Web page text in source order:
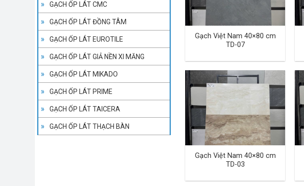
GẠCH ỐP LÁT CMC
GẠCH ỐP LÁT ĐỒNG TÂM
GẠCH ỐP LÁT EUROTILE
GẠCH ỐP LÁT GIẢ NỀN XI MĂNG
GẠCH ỐP LÁT MIKADO
GẠCH ỐP LÁT PRIME
GẠCH ỐP LÁT TAICERA
GẠCH ỐP LÁT THẠCH BÀN
Gạch Việt Nam 40×80 cm
TD-07
Gạch Việt Nam 40×80 cm
TD-03